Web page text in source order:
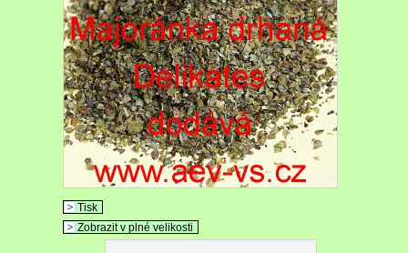
Tisk
Zobrazit v plné velikosti